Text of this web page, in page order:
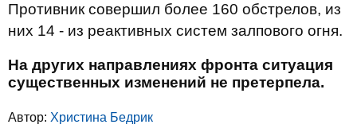
Противник совершил более 160 обстрелов, из
них 14 - из реактивных систем залпового огня.
На других направлениях фронта ситуация
существенных изменений не претерпела.
Автор: Христина Бедрик